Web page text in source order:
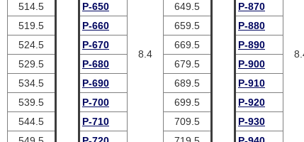
514.5
519.5
524.5
529.5
534.5
539.5
544.5
8.4
P-650
649.5
P-660
659.5
P-670
669.5
P-680
679.5
P-690
689.5
P-700
699.5
P-710
709.5
P-870
P-880
P-890
P-900
P-910
P-920
P-930